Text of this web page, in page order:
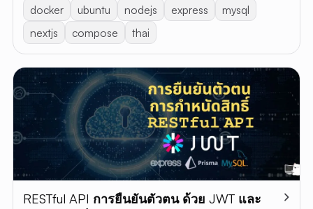
docker ubuntu nodejs express
mysql
nextjs
compose thai
RESTful API การยืนยันตัวตน ด้วย JWT และ